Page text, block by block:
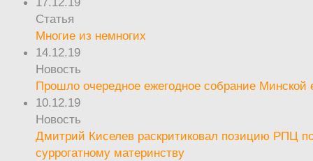
Статья
Многие из немногих
14.12.19
Новость
Прошло очередное ежегодное собрание
10.12.19
Новость
Дмитрий Киселев раскритиковал позицию РПЦ
суррогатному материнству